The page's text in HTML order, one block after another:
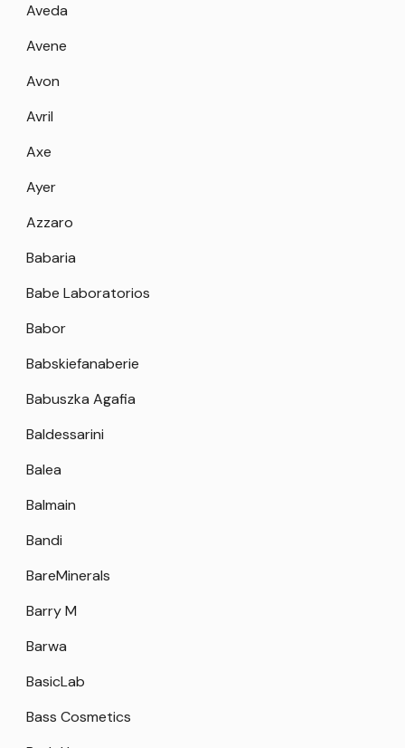
Aveda
Avene
Avon
Avril
Axe
Ayer
Azzaro
Babaria
Babe Laboratorios
Babor
Babskiefanaberie
Babuszka Agafia
Baldessarini
Balea
Balmain
Bandi
BareMinerals
Barry M
Barwa
BasicLab
Bass Cosmetics